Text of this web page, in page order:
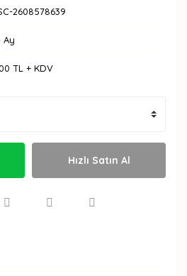
2608578639
Ay
TL + KDV
Hızlı Satın Al